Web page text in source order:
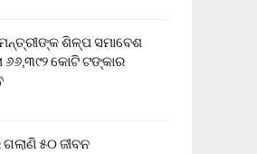
ଶିଳ୍ପ ସମାବେଶ
କୋଟି ଟଙ୍କାର
୫୦ ଜୀବନ